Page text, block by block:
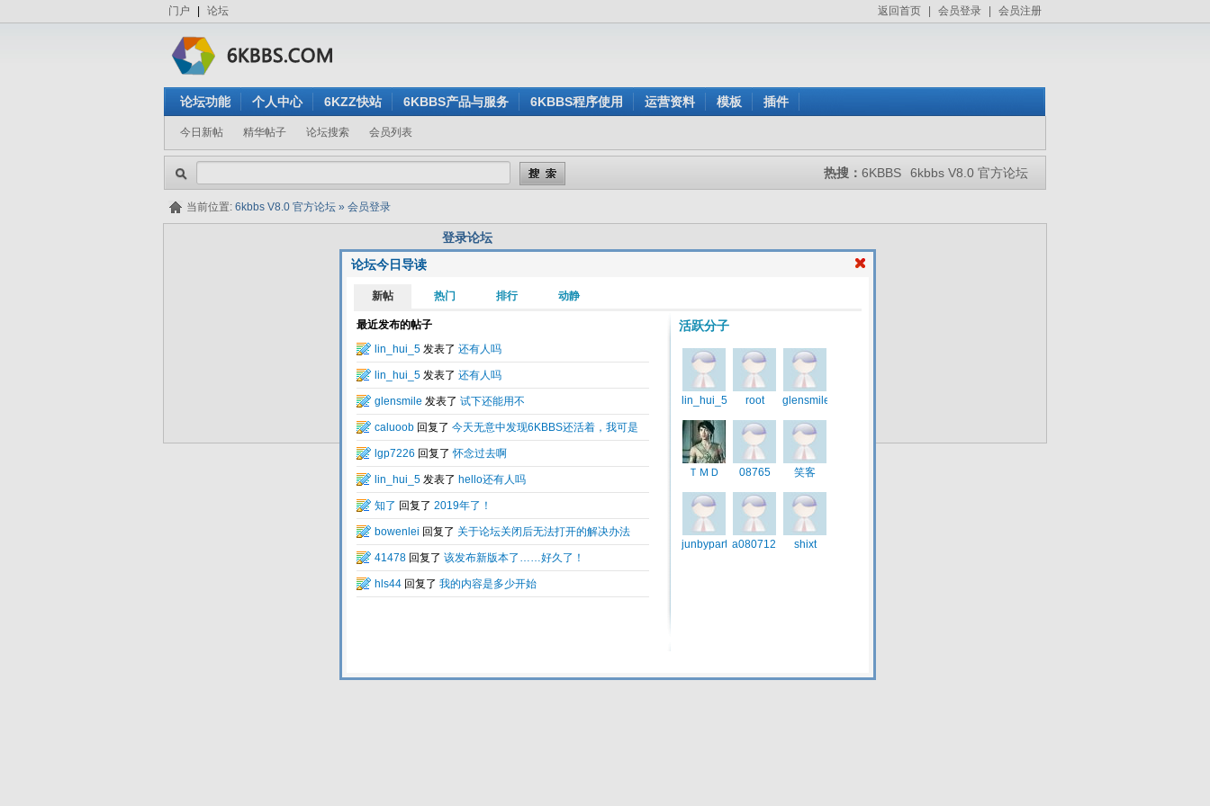
门户 论坛 返回首页 会员登录 会员注册
论坛功能 个人中心 6KZZ快站 6KBBS产品与服务 6KBBS程序使用 运营资料 模板 插件
今日新帖 精华帖子 论坛搜索 会员列表
热搜： 6KBBS 6kbbs V8.0 官方论坛
论坛今日导读
当前位置: 6kbbs V8.0 官方论坛 » 会员登录
登录论坛
用户名:
验证码: 看不清楚？点击刷新验证码
隐身登录: 是 否
记住我的登录状态
Total 0.21284(s) query 3, Time now is:2026-08-07 04:53
Powered by